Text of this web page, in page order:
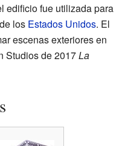
edificio fue utilizada para
los Estados Unidos. El
escenas exteriores en
Studios de 2017La